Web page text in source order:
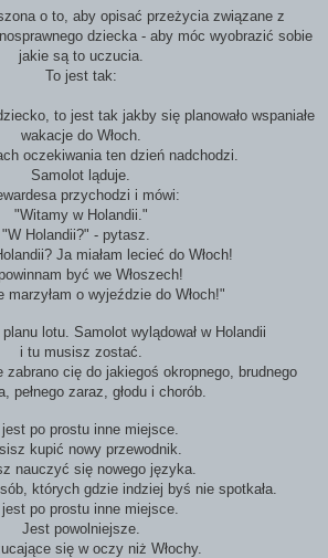
o to, aby opisać przeżycia związane z
dziecka - aby móc wyobrazić sobie
jakie są to uczucia.
To jest tak:
to jest tak jakby się planowało wspaniałe
wakacje do Włoch.
oczekiwania ten dzień nadchodzi.
Samolot ląduje.
przychodzi i mówi:
"Witamy w Holandii."
"W Holandii?" - pytasz.
Ja miałam lecieć do Włoch!
być we Włoszech!
marzyłam o wyjeździe do Włoch!"
lotu. Samolot wylądował w Holandii
i tu musisz zostać.
zabrano cię do jakiegoś okropnego, brudnego
pełnego zaraz, głodu i chorób.
jest po prostu inne miejsce.
kupić nowy przewodnik.
nauczyć się nowego języka.
których gdzie indziej byś nie spotkała.
jest po prostu inne miejsce.
Jest powolniejsze.
się w oczy niż Włochy.